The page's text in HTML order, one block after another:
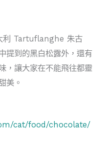
利 Tartuflanghe 朱古
提到的黑白松露外，還有
，讓大家在不能飛往都靈
美。
cat/food/chocolate/